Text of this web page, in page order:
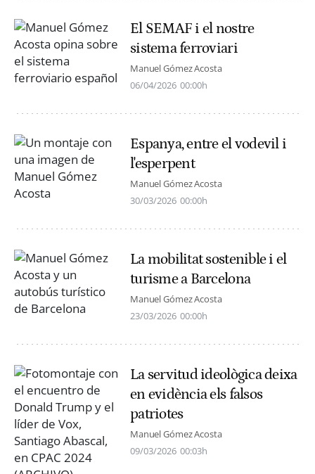
El SEMAF i el nostre
sistema ferroviari
Manuel Gómez Acosta
06/04/2026 00:00h
Espanya, entre el vodevil i
l'esperpent
Manuel Gómez Acosta
30/03/2026 00:00h
La mobilitat sostenible i el
turisme a Barcelona
Manuel Gómez Acosta
23/03/2026 00:00h
La servitud ideològica deixa
en evidència els falsos
patriotes
Manuel Gómez Acosta
09/03/2026 00:03h